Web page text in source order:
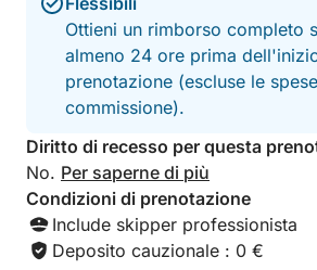
Ottieni un rimborso completo
almeno 24 ore prima
prenotazione (escluse le
commissione).
Diritto di recesso per questa
No. Per saperne di più
Condizioni di prenotazione
Include skipper professionista
Deposito cauzionale : 0 €